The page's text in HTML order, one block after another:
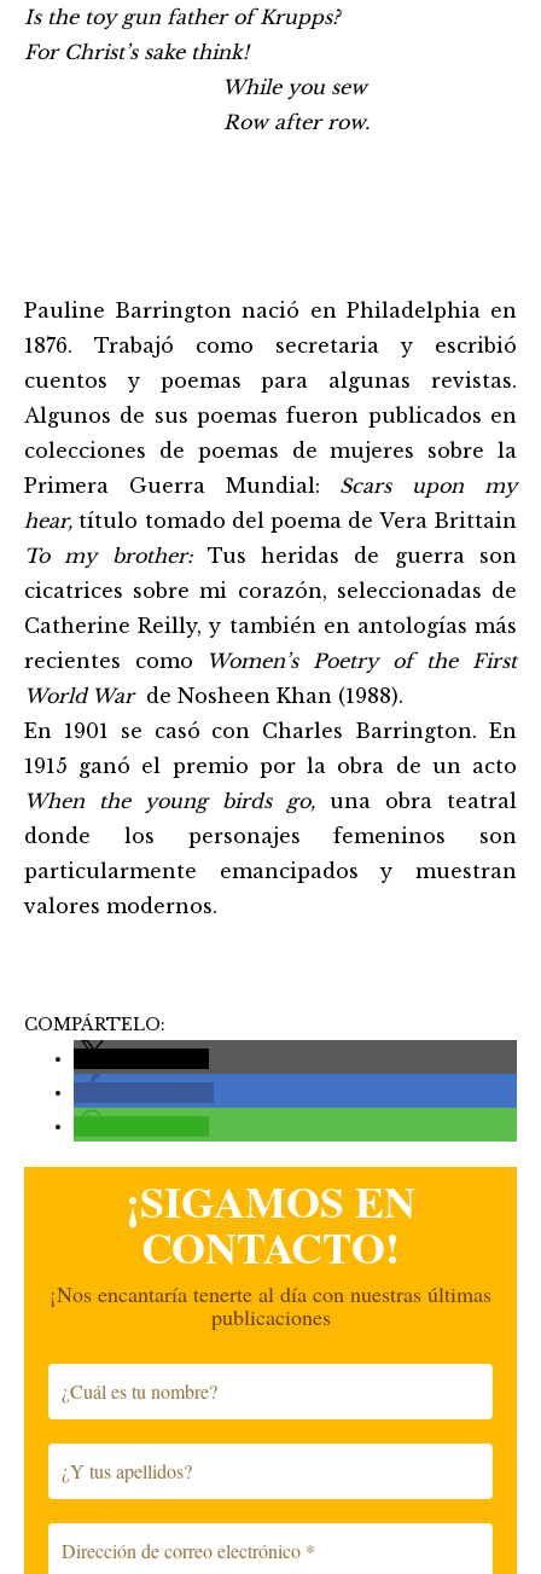
Is the toy gun father of Krupps?
For Christ’s sake think!
While you sew
Row after row.
Pauline Barrington nació en Philadelphia en
1876. Trabajó como secretaria y escribió
cuentos y poemas para algunas revistas.
Algunos de sus poemas fueron publicados en
colecciones de poemas de mujeres sobre la
Primera Guerra Mundial: Scars upon my
hear, título tomado del poema de Vera Brittain
To my brother:Tus heridas de guerra son
cicatrices sobre mi corazón, seleccionadas de
Catherine Reilly, y también en antologías más
recientes como
Women’s Poetry of the First
World War de Nosheen Khan (1988).
En 1901 se casó con Charles Barrington. En
1915 ganó el premio por la obra de un acto
When the young birds go, una obra teatral
donde los personajes femeninos son
particularmente emancipados y muestran
valores modernos.
COMPÁRTELO:
¡SIGAMOS EN
CONTACTO!
¡Nos encantaría tenerte al día con nuestras últimas
publicaciones